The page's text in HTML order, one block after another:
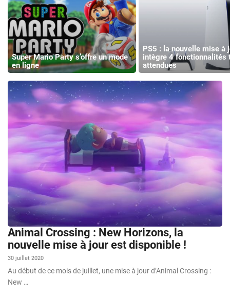
Super Mario Party s’offre un mode
en ligne
PS5 : la nouvelle mise à
intègre 4 fonctionnalités
attendues
Animal Crossing : New Horizons, la
nouvelle mise à jour est disponible !
30 juillet 2020
Au début de ce mois de juillet, une mise à jour d’Animal Crossing :
New …